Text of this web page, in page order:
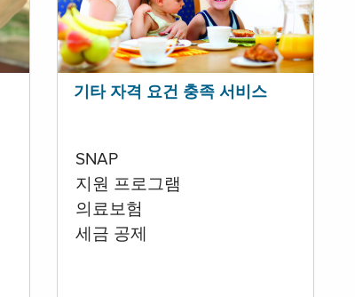
기타 자격 요건 충족 서비스
SNAP
지원 프로그램
의료보험
세금 공제